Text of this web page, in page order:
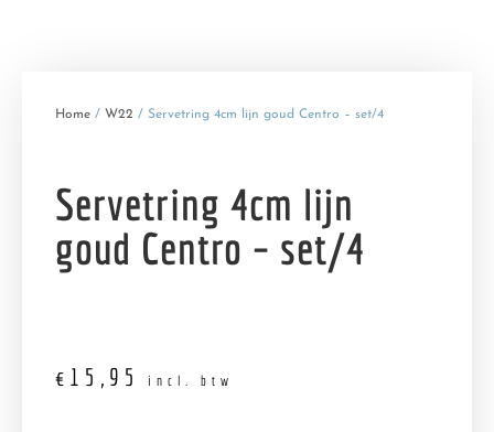
Home / W22 / Servetring 4cm lijn goud Centro – set/4
Servetring 4cm lijn
goud Centro – set/4
€ 15,95 incl. btw